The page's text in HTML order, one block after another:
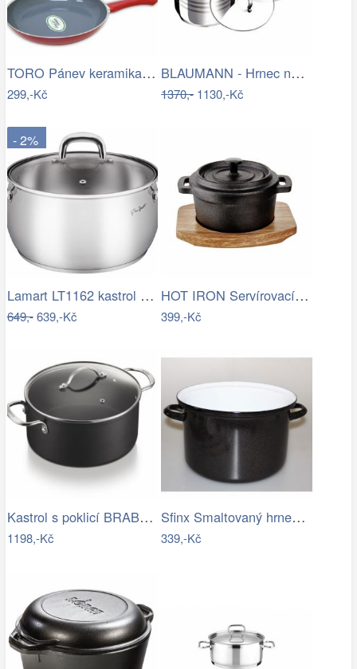
TORO Pánev keramika s indukčním dnem 24…
299,-Kč
BLAUMANN - Hrnec napařovací 2v1 20cm…
1370,-1130,-Kč
- 2%
Lamart LT1162 kastrol Shape, 24 cm, pr.…
649,-639,-Kč
HOT IRON Servírovací hrnec s dřevěným…
399,-Kč
Kastrol s poklicí BRABANTIA 24cm 4,4l…
1198,-Kč
Sfinx Smaltovaný hrnec Standard, 24 cm,…
339,-Kč